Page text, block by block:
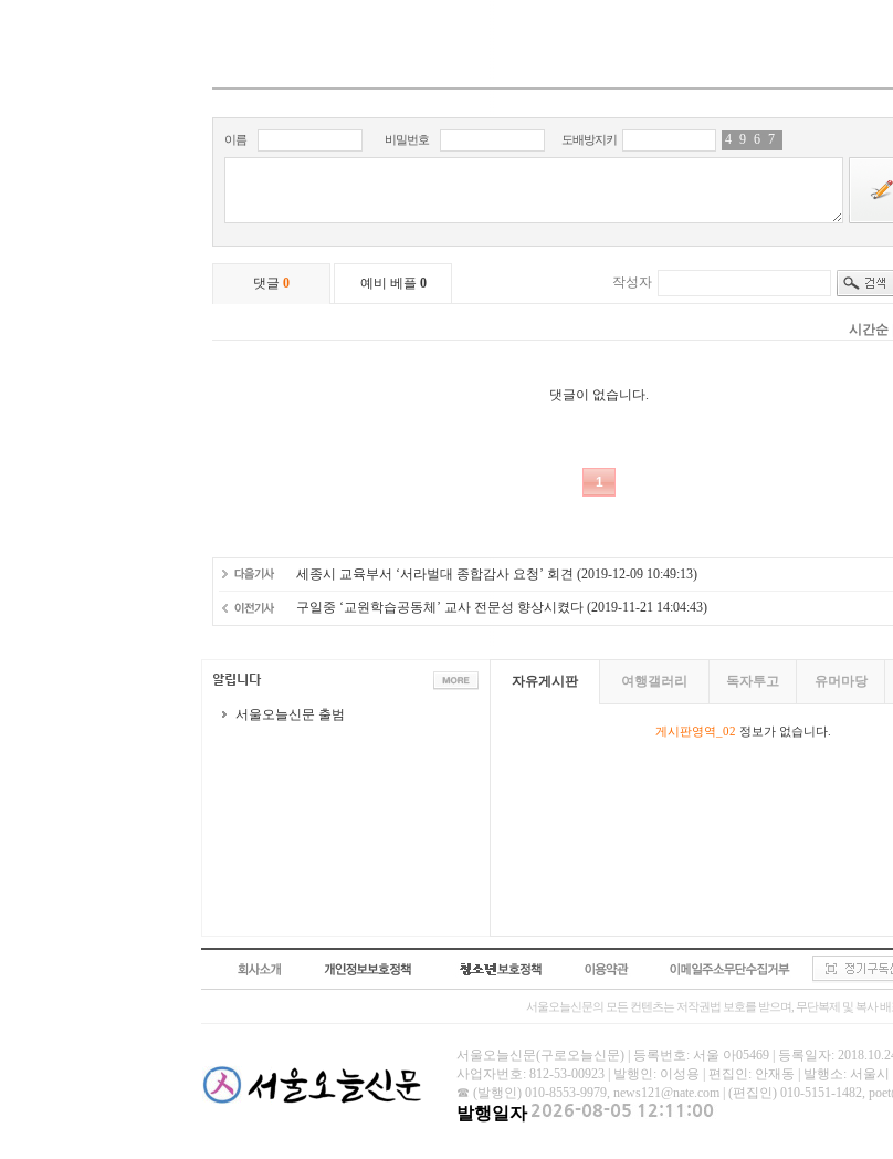
세종시 교육부서 ‘서라벌대 종합감사 요청’ 회견 (2019-12-09 10:49:13)
구일중 ‘교원학습공동체’ 교사 전문성 향상시켰다 (2019-11-21 14:04:43)
서울오늘신문 출범
자유게시판 여행갤러리 독자투고 유머마당
게시판영역_02 정보가 없습니다.
서울오늘신문의 모든 컨텐츠는 저작권법 보호를 받으며, 무단복제 및 복사
서울오늘신문(구로오늘신문) | 등록번호: 서울 아05469 | 등록일자:
사업자번호: 812-53-00923 | 발행인: 이성용 | 편집인: 안재동 | 발행소: 서울
☎ (발행인) 010-8553-9979, news121@nate.com | (편집인) 010-5151-1482,
발행일자